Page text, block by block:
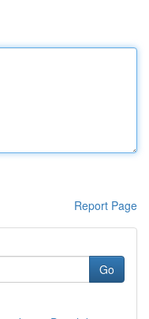
Report Page
Go